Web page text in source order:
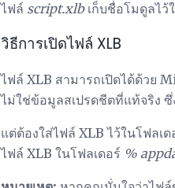
ไฟล์ script.xlbเก็บชื่อโมดูลไว้
วิธีการเปิดไฟล์ XLB
ไฟล์ XLB สามารถเปิดได้ด้วย
ไม่ใช่ข้อมูลสเปรดชีตที่แท้จริง
แต่ต้องใส่ไฟล์ XLB ไว้ในโฟลเ
ไฟล์ XLB ในโฟลเดอร์ %